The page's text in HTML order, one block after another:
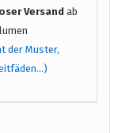
Versand ab
der Muster,